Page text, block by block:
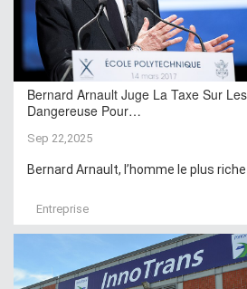
Bernard Arnault Juge La Taxe Sur
Dangereuse Pour…
Sep 22,2025
Bernard Arnault, l’homme le plus riche
Entreprise